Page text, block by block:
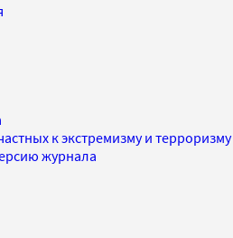
к экстремизму и
журнала